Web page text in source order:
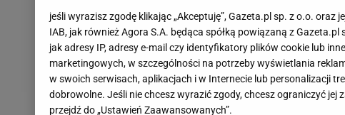
jeśli wyrazisz zgodę klikając „Akceptuję”, Gazeta.pl sp. z o.o. oraz
IAB, jak również Agora S.A. będąca spółką powiązaną z
jak adresy IP, adresy e-mail czy identyfikatory plików cookie lub
marketingowych, w szczególności na potrzeby wyświetlania
w swoich serwisach, aplikacjach i w Internecie lub personalizacji
dobrowolne. Jeśli nie chcesz wyrazić zgody, chcesz ograniczyć
przejdź do „Ustawień Zaawansowanych”.